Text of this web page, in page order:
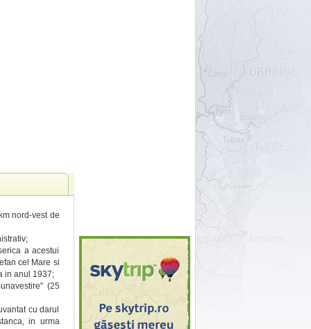
nord-vest de
a acestui
cel Mare si
in anul 1937;
(25
cu darul
in urma